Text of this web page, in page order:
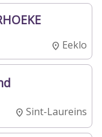
Eeklo
Sint-Laureins